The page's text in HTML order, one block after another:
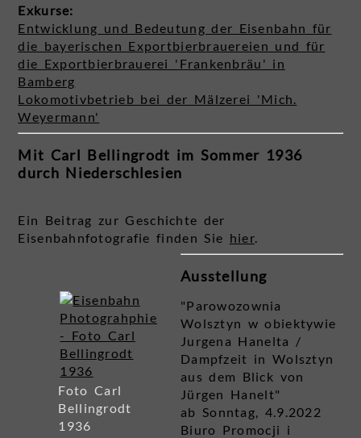
Exkurse:
Entwicklung und Bedeutung der Eisenbahn für
die bayerischen Exportbierbrauereien und für
die Exportbierbrauerei 'Frankenbräu' in
Bamberg
Lokomotivbetrieb bei der Mälzerei 'Mich.
Weyermann'
Mit Carl Bellingrodt im Sommer 1936
durch Niederschlesien
Ein Beitrag zur Geschichte der
Eisenbahnfotografie finden Sie hier.
Foto Carl
Bellingrodt
1936
Ausstellung
"Parowozownia
Wolsztyn w obiektywie
Jurgena Hanelta /
Dampfzeit in Wolsztyn
aus dem Blick von
Jürgen Hanelt"
ab Sonntag, 4.9.2022
Biuro Promocji i